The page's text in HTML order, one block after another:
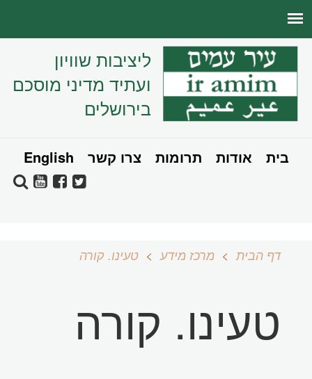
ליציבות שוויון
ועתיד מדיני מוסכם
בירושלים
בית אודות תרומות צרו קשר English
דף הבית מרכז מידע טעינו. קורה
טעינו. קורה